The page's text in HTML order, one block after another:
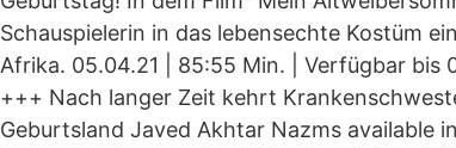
Schauspielerin in das lebensechte Kostüm
Afrika. 05.04.21 | 85:55 Min. | Verfügbar bis
+++ Nach langer Zeit kehrt
Geburtsland Javed Akhtar Nazms available